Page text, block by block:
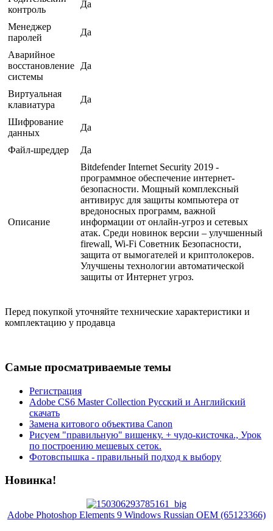
контроль
Да
Менеджер
паролей
Да
Аварийное
восстановление
системы
Да
Виртуальная
клавиатура
Да
Шифрование
данных
Да
Файл-шреддер Да
Описание
Bitdefender Internet Security 2019 -
программное обеспечение интернет-
безопасности. Мощный комплексный
антивирус для защиты компьютера от
вредоносных программ, важной
информации от онлайн-угроз и сетевых
атак. Среди новинок версии – улучшенный
firewall, Wi-Fi Советник Безопасности,
защита от вымогателей и криптолокеров.
Улучшены технологии автоматической
защиты от Интернет угроз.
Перед покупкой уточняйте технические характеристики и
комплектацию у продавца
Самые просматриваемые темы
Регистрация
Adobe CS6 Master Collection Русский и Английский
скачать
Замена китового объектива Canon
Рисуем "правильную" вишенку. + чудо-кисточка., Урок
по построению мешевых сеток.
Фотовспышка - правильный подход к выбору
Новинка!
Adobe Photoshop Elements 9 Windows Russian OEM (65123366)